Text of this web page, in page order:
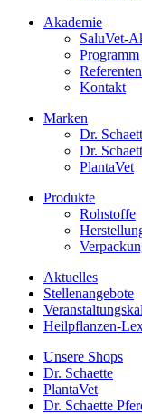
Akademie
SaluVet-
Programm
Kontakt
Marken
Dr.
Dr.
PlantaVet
Produkte
Rohstoffe
Aktuelles
Stellenangebote
Heilpflanzen-
Unsere Shops
Dr. Schaette
PlantaVet
Dr. Schaette